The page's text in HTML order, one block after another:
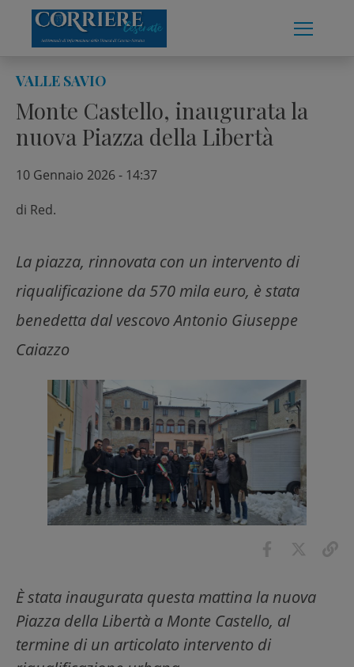
content
VALLE SAVIO
Monte Castello, inaugurata la
nuova Piazza della Libertà
10 Gennaio 2026 - 14:37
di Red.
La piazza, rinnovata con un intervento di
riqualificazione da 570 mila euro, è stata
benedetta dal vescovo Antonio Giuseppe
Caiazzo
È stata inaugurata questa mattina la nuova
Piazza della Libertà a Monte Castello, al
termine di un articolato intervento di